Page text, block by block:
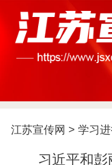
江苏宣传网 > 学习
习近平和